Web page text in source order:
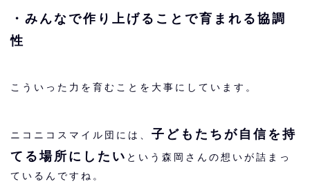
・みんなで作り上げることで育まれる協調
性
こういった力を育むことを大事にしています。
ニコニコスマイル団には、 子どもたちが自信を持
てる場所にしたい という森岡さんの想いが詰まっ
ているんですね。